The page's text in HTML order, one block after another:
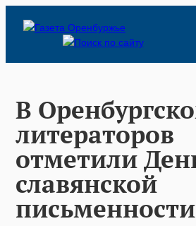
В
литераторов
отметили
славянской
письменности